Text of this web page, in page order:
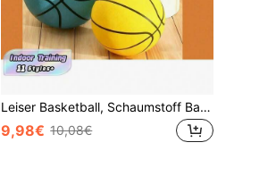
Leiser Basketball, Schaumstoff Basketball, Trainingsball für Innenbereich, geeignet für verschiedene Aktivitäten in Innenräumen, als Geschenk zu Thanksgiving, Weihnachten und Halloween
9,98€ 10,08€